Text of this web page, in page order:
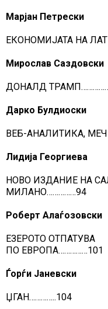
Марјан Петрески
ЕКОНОМИЈАТА НА
Мирослав Саздовски
ДОНАЛД
Дарко Булдиоски
ВЕБ-АНАЛИТИКА,
Лидија Георгиева
НОВО ИЗДАНИЕ НА
МИЛАНО……………94
Роберт Алаѓозовски
ЕЗЕРОТО ОТПАТУВА
ПО ЕВРОПА……………101
Ѓорѓи Јаневски
ЏГАН…………..104